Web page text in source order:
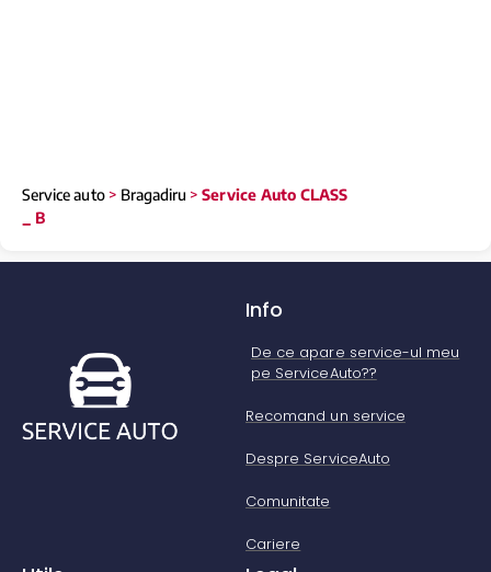
Service auto> Bragadiru >Service Auto CLASS
_ B
Info
De ce apare service-ul meu
pe ServiceAuto??
Recomand un service
Despre ServiceAuto
Comunitate
Cariere